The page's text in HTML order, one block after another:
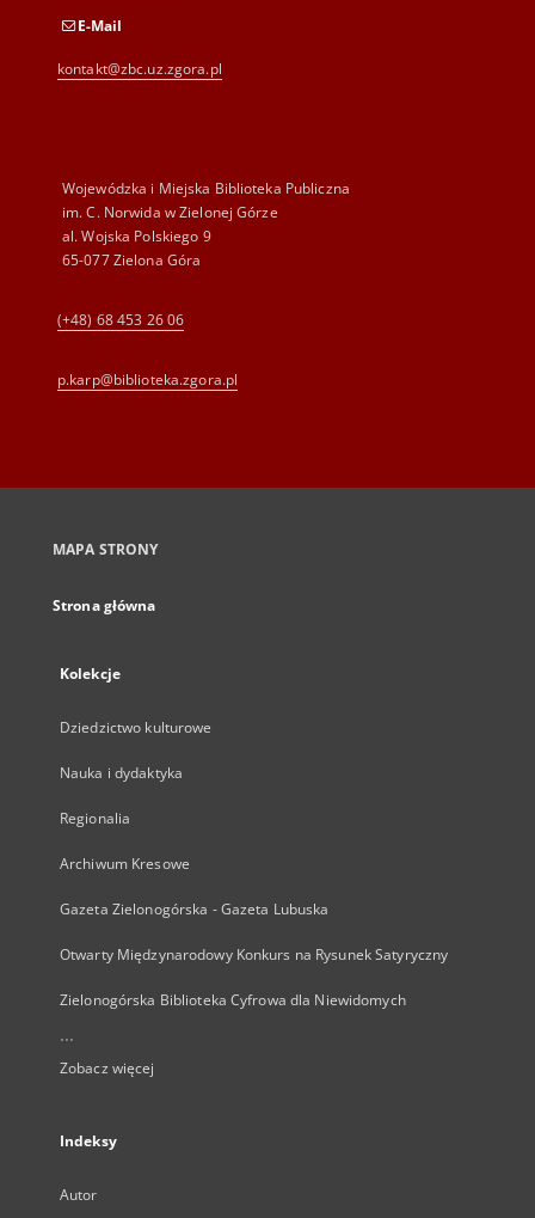
E-Mail
kontakt@zbc.uz.zgora.pl
Wojewódzka i Miejska Biblioteka Publiczna
im. C. Norwida w Zielonej Górze
al. Wojska Polskiego 9
65-077 Zielona Góra
(+48) 68 453 26 06
p.karp@biblioteka.zgora.pl
MAPA STRONY
Strona główna
Kolekcje
Dziedzictwo kulturowe
Nauka i dydaktyka
Regionalia
Archiwum Kresowe
Gazeta Zielonogórska - Gazeta Lubuska
Otwarty Międzynarodowy Konkurs na Rysunek Satyryczny
Zielonogórska Biblioteka Cyfrowa dla Niewidomych
...
Zobacz więcej
Indeksy
Autor